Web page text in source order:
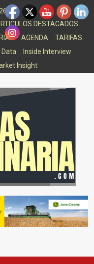
DESTACADOS
AGENDA
TARIFAS
Data
Inside Interview
Insight